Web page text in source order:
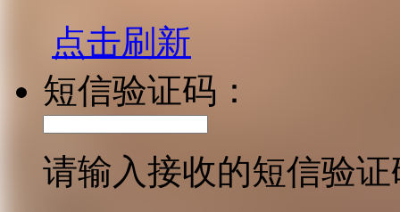
点击刷新
短信验证码：
请输入接收的短信验证